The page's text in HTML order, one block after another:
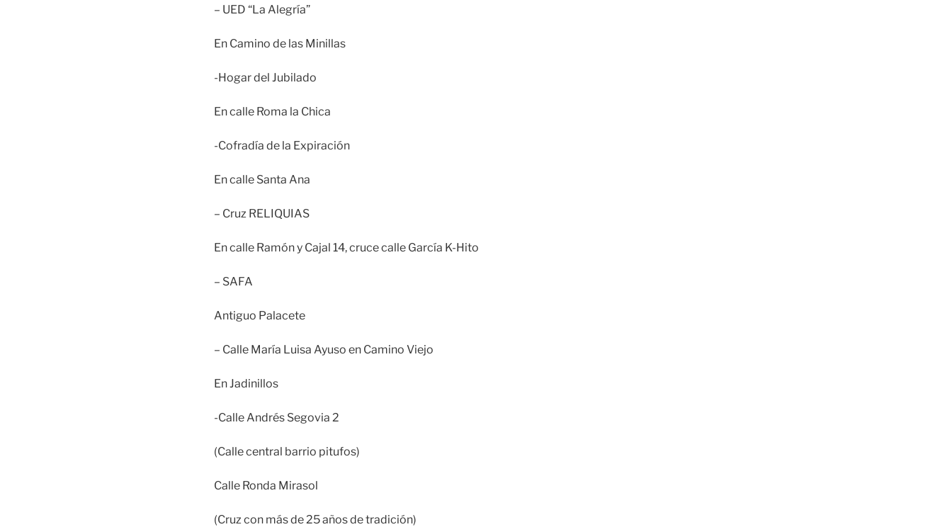
– UED “La Alegría”
En Camino de las Minillas
-Hogar del Jubilado
En calle Roma la Chica
-Cofradía de la Expiración
En calle Santa Ana
– Cruz RELIQUIAS
En calle Ramón y Cajal 14, cruce calle García K-Hito
– SAFA
Antiguo Palacete
– Calle María Luisa Ayuso en Camino Viejo
En Jadinillos
-Calle Andrés Segovia 2
(Calle central barrio pitufos)
Calle Ronda Mirasol
(Cruz con más de 25 años de tradición)